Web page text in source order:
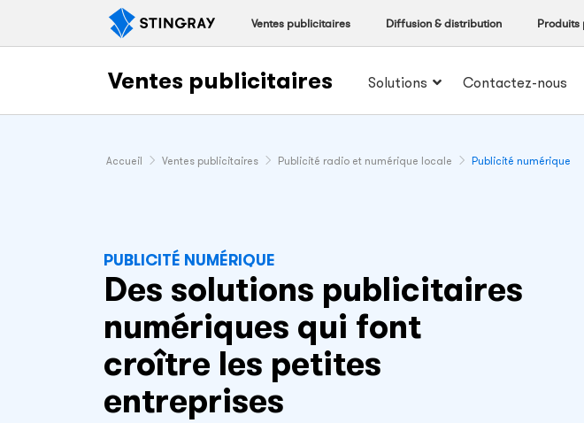
Ventes publicitaires Diffusion & distribution Produits
Ventes publicitaires Solutions Contactez-nous
Accueil Ventes publicitaires Publicité radio et numérique locale Publicité numérique
PUBLICITÉ NUMÉRIQUE
Des solutions publicitaires
numériques qui font
croître les petites
entreprises